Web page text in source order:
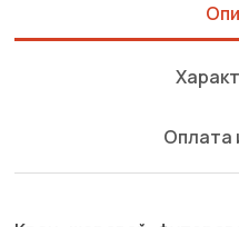
Оплата